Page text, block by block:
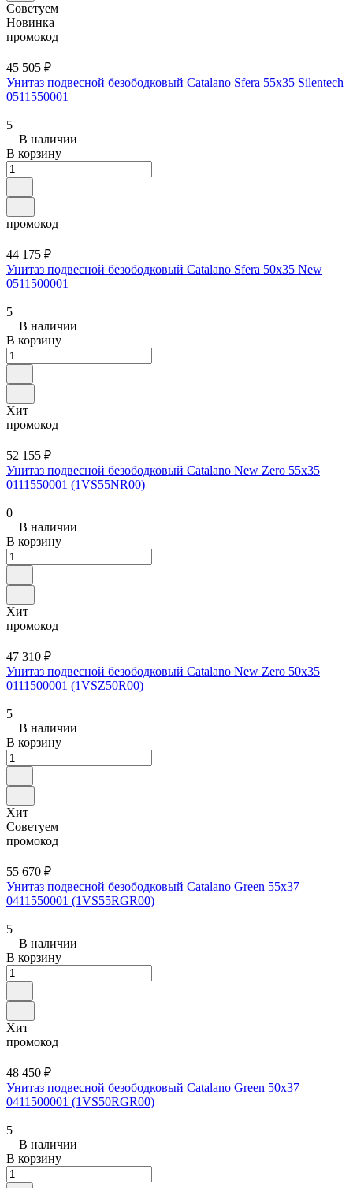
Советуем
Новинка
промокод
45 505 ₽
Унитаз подвесной безободковый Catalano Sfera 55x35 Silentech
0511550001
5
В наличии
В корзину
промокод
44 175 ₽
Унитаз подвесной безободковый Catalano Sfera 50x35 New
0511500001
5
В наличии
В корзину
Хит
промокод
52 155 ₽
Унитаз подвесной безободковый Catalano New Zero 55x35
0111550001 (1VS55NR00)
0
В наличии
В корзину
Хит
промокод
47 310 ₽
Унитаз подвесной безободковый Catalano New Zero 50x35
0111500001 (1VSZ50R00)
5
В наличии
В корзину
Хит
Советуем
промокод
55 670 ₽
Унитаз подвесной безободковый Catalano Green 55x37
0411550001 (1VS55RGR00)
5
В наличии
В корзину
Хит
промокод
48 450 ₽
Унитаз подвесной безободковый Catalano Green 50x37
0411500001 (1VS50RGR00)
5
В наличии
В корзину